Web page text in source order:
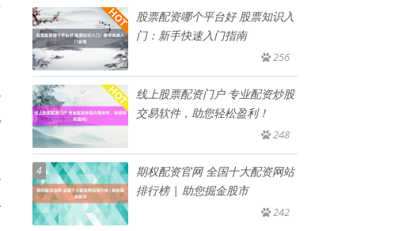
股票配资哪个平台好 股票知识入
门：新手快速入门指南
256
线上股票配资门户 专业配资炒股
交易软件，助您轻松盈利！
248
4
期权配资官网 全国十大配资网站
排行榜 | 助您掘金股市
242